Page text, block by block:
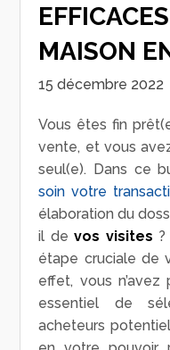
MAISON
15 décembre 2022
Vous êtes fin
vente, et vous
seul(e). Dans ce
soin votre
élaboration du
il devos visites ?
étape cruciale de
effet, vous
essentiel de
acheteurs